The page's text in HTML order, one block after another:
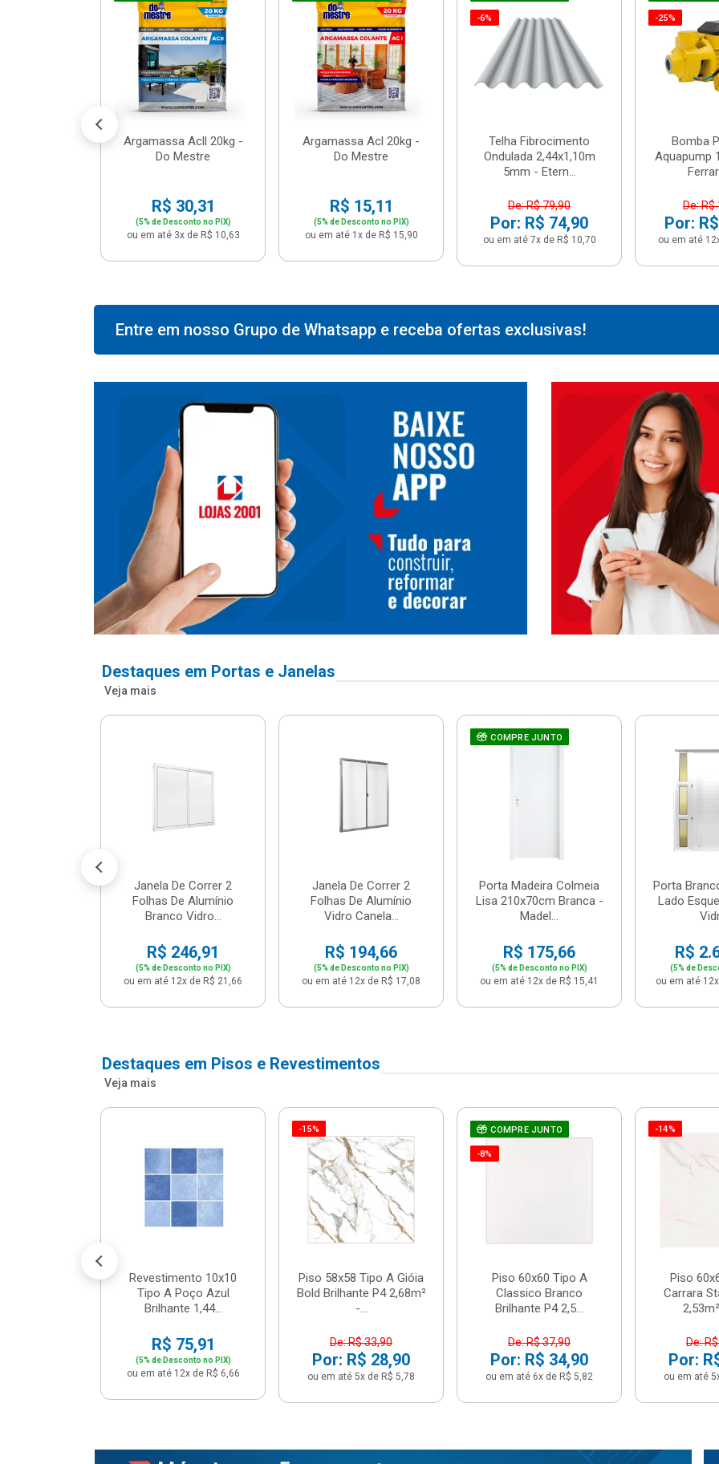
Argamassa Acll 20kg -
Do Mestre
R$ 30,31
(5% de Desconto no PIX)
ou em até 3x de R$ 10,63
Argamassa Acl 20kg -
Do Mestre
R$ 15,11
(5% de Desconto no PIX)
ou em até 1x de R$ 15,90
-6%
Telha Fibrocimento
Ondulada 2,44x1,10m
5mm - Etern...
De: R$ 79,90
Por: R$ 74,90
ou em até 7x de R$ 10,70
-25%
Bomba
Aquapump
De: R$
Por:
ou em até
Entre em nosso Grupo de Whatsapp e receba ofertas exclusivas!
Destaques em Portas e Janelas
Veja mais
Janela De Correr 2
Folhas De Alumínio
Branco Vidro...
R$ 246,91
(5% de Desconto no PIX)
ou em até 12x de R$ 21,66
Janela De Correr 2
Folhas De Alumínio
Vidro Canela...
R$ 194,66
(5% de Desconto no PIX)
ou em até 12x de R$ 17,08
COMPRE JUNTO
Porta Madeira Colmeia
Lisa 210x70cm Branca -
Madel...
R$ 175,66
(5% de Desconto no PIX)
ou em até 12x de R$ 15,41
Porta
Lado
R$
(5% de
ou em até
Destaques em Pisos e Revestimentos
Veja mais
Revestimento 10x10
Tipo A Poço Azul
Brilhante 1,44...
R$ 75,91
(5% de Desconto no PIX)
ou em até 12x de R$ 6,66
-15%
Piso 58x58 Tipo A Gióia
Bold Brilhante P4 2,68m²
-...
De: R$ 33,90
Por: R$ 28,90
ou em até 5x de R$ 5,78
COMPRE JUNTO
-8%
Piso 60x60 Tipo A
Classico Branco
Brilhante P4 2,5...
De: R$ 37,90
Por: R$ 34,90
ou em até 6x de R$ 5,82
-14%
Piso
Carrara
De:
Por:
ou em até